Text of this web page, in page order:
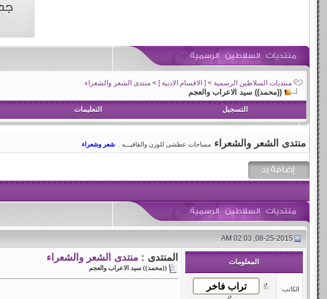
منتديات السلاطين الرسمية > [ الاقسام الادبية ] >منتدى الشعر والشعراء
((محمد)) سيد الاعراب والعجم
التسجيل التعليمات
منتدى الشعر والشعراء مساحات عطشى للوزن والقافيـــه . .شعر وشعراء
08-25-2015, 02:03 AM
المعلومات
الكاتب:
المنتدى :منتدى الشعر والشعراء
((محمد)) سيد الاعراب والعجم